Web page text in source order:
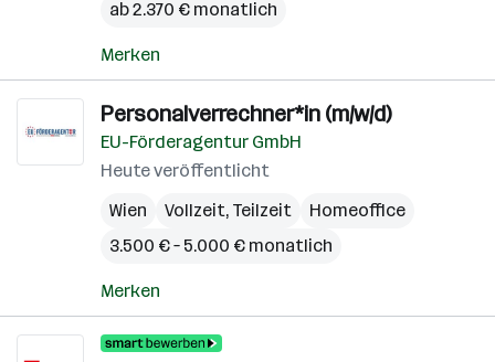
ab 2.370 € monatlich
Merken
Personalverrechner*in (m/w/d)
EU-Förderagentur GmbH
Heute veröffentlicht
Wien
Vollzeit, Teilzeit
Homeoffice
3.500 € – 5.000 € monatlich
Merken